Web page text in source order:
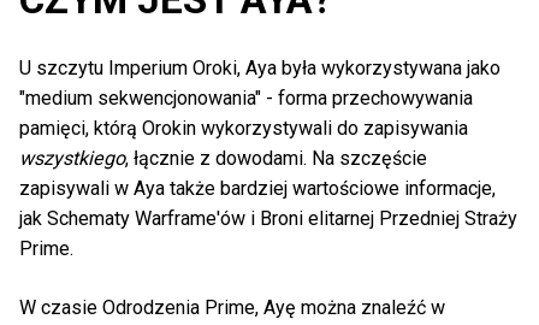
U szczytu Imperium Oroki, Aya była wykorzystywana jako
"medium sekwencjonowania" - forma przechowywania
pamięci, którą Orokin wykorzystywali do zapisywania
wszystkiego, łącznie z dowodami. Na szczęście
zapisywali w Aya także bardziej wartościowe informacje,
jak Schematy Warframe'ów i Broni elitarnej Przedniej Straży
Prime.
W czasie Odrodzenia Prime, Ayę można znaleźć w